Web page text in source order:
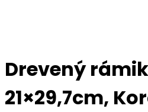
Drevený
21×29,7cm,